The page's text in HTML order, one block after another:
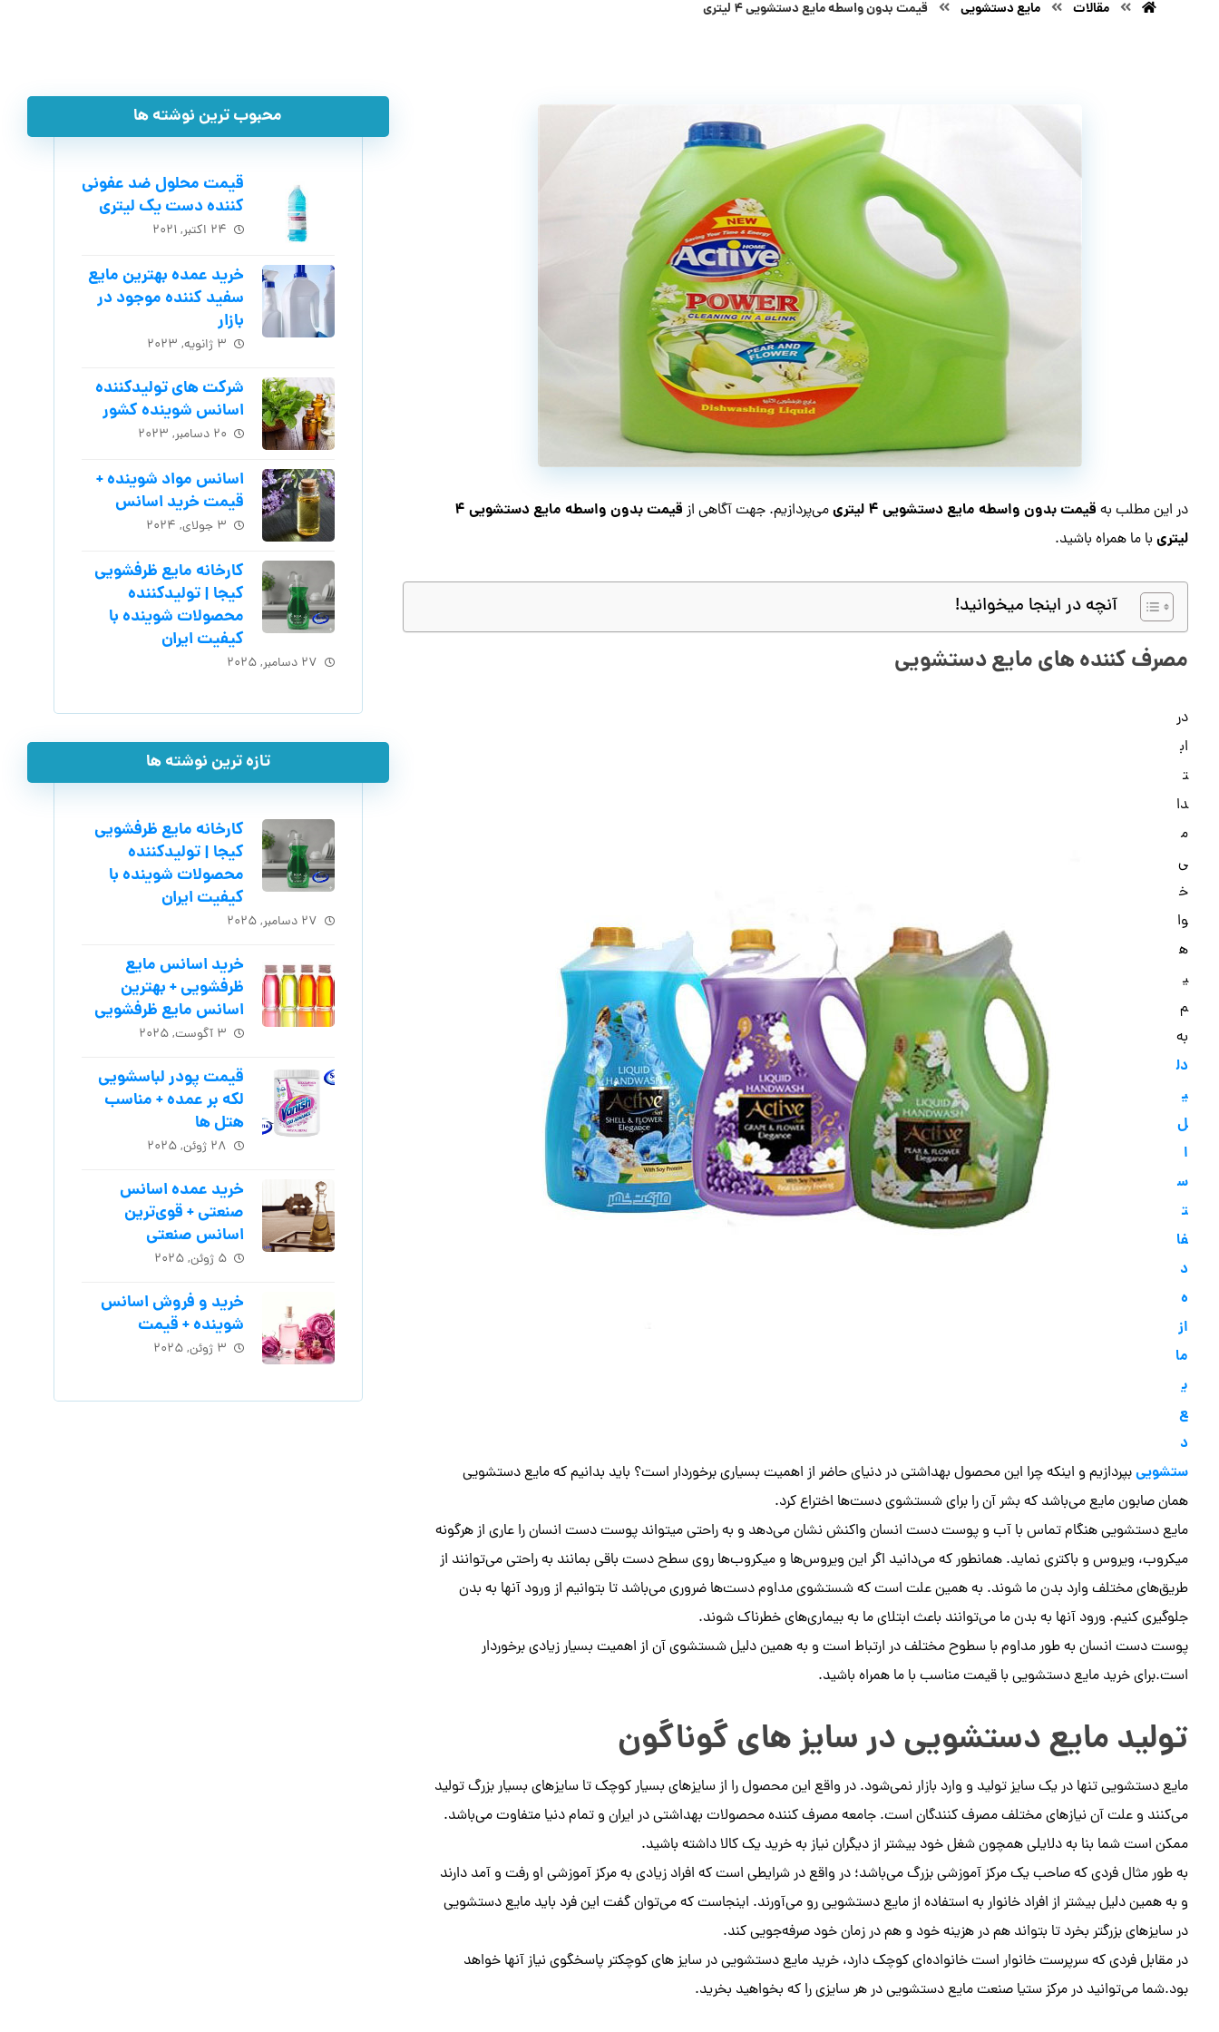
مقالات مایع دستشویی قیمت بدون واسطه مایع دستشویی ۴ لیتری
در این مطلب بهقیمت بدون واسطه مایع دستشویی ۴ لیتری می‌پردازیم. جهت آگاهی از
قیمت بدون واسطه مایع دستشویی ۴
لیتریبا ما همراه باشید.
آنچه در اینجا میخوانید!
مصرف کننده های مایع دستشویی
در
اب
ت
دا
م
ی‌
خ
وا
ه
ی
م
به
دل
ی
ل
ا
س
ت
فا
د
ه
از
ما
ی
ع
د
ستشوییبپردازیم و اینکه چرا این محصول بهداشتی در دنیای حاضر از اهمیت بسیاری برخوردار است؟ باید بدانیم که مایع دستشویی
همان صابون مایع می‌باشد که بشر آن را برای شستشوی دست‌ها اختراع کرد.
مایع دستشویی هنگام تماس با آب و پوست دست انسان واکنش نشان می‌دهد و به راحتی میتواند پوست دست انسان را عاری از هرگونه
میکروب، ویروس و باکتری نماید. همانطور که می‌دانید اگر این ویروس‌ها و میکروب‌ها روی سطح دست باقی بمانند به راحتی می‌توانند از
طریق‌های مختلف وارد بدن ما شوند. به همین علت است که شستشوی مداوم دست‌ها ضروری می‌باشد تا بتوانیم از ورود آنها به بدن
جلوگیری کنیم. ورود آنها به بدن ما می‌توانند باعث ابتلای ما به بیماری‌های خطرناک شوند.
پوست دست انسان به طور مداوم با سطوح مختلف در ارتباط است و به همین دلیل شستشوی آن از اهمیت بسیار زیادی برخوردار
است.برای خرید مایع دستشویی با قیمت مناسب با ما همراه باشید.
تولید مایع دستشویی در سایز های گوناگون
مایع دستشویی تنها در یک سایز تولید و وارد بازار نمی‌شود. در واقع این محصول را از سایزهای بسیار کوچک تا سایزهای بسیار بزرگ تولید
می‌کنند و علت آن نیازهای مختلف مصرف کنندگان است. جامعه مصرف کننده محصولات بهداشتی در ایران و تمام دنیا متفاوت می‌باشد.
ممکن است شما بنا به دلایلی همچون شغل خود بیشتر از دیگران نیاز به خرید یک کالا داشته باشید.
به طور مثال فردی که صاحب یک مرکز آموزشی بزرگ می‌باشد؛ در واقع در شرایطی است که افراد زیادی به مرکز آموزشی او رفت و آمد دارند
و به همین دلیل بیشتر از افراد خانوار به استفاده از مایع دستشویی رو می‌آورند. اینجاست که می‌توان گفت این فرد باید مایع دستشویی
در سایزهای بزرگتر بخرد تا بتواند هم در هزینه خود و هم در زمان خود صرفه‌جویی کند.
در مقابل فردی که سرپرست خانوار است خانواده‌ای کوچک دارد، خرید مایع دستشویی در سایز های کوچکتر پاسخگوی نیاز آنها خواهد
بود.شما می‌توانید در مرکز ستیا صنعت مایع دستشویی در هر سایزی را که بخواهید بخرید.
محبوب ترین نوشته ها
قیمت محلول ضد عفونی
کننده دست یک لیتری
۲۴ اکتبر, ۲۰۲۱
خرید عمده بهترین مایع
سفید کننده موجود در
بازار
۳ ژانویه, ۲۰۲۳
شرکت های تولیدکننده
اسانس شوینده کشور
۲۰ دسامبر, ۲۰۲۳
اسانس مواد شوینده +
قیمت خرید اسانس
۳ جولای, ۲۰۲۴
کارخانه مایع ظرفشویی
کیجا | تولیدکننده
محصولات شوینده با
کیفیت ایران
۲۷ دسامبر, ۲۰۲۵
تازه ترین نوشته ها
کارخانه مایع ظرفشویی
کیجا | تولیدکننده
محصولات شوینده با
کیفیت ایران
۲۷ دسامبر, ۲۰۲۵
خرید اسانس مایع
ظرفشویی + بهترین
اسانس مایع ظرفشویی
۳ آگوست, ۲۰۲۵
قیمت پودر لباسشویی
لکه بر عمده + مناسب
هتل ها
۲۸ ژوئن, ۲۰۲۵
خرید عمده اسانس
صنعتی + قوی‌ترین
اسانس‌ صنعتی
۵ ژوئن, ۲۰۲۵
خرید و فروش اسانس
شوینده + قیمت
۳ ژوئن, ۲۰۲۵